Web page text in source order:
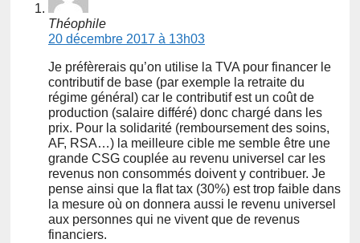
Théophile
20 décembre 2017 à 13h03
Je préfèrerais qu’on utilise la TVA pour financer le
contributif de base (par exemple la retraite du
régime général) car le contributif est un coût de
production (salaire différé) donc chargé dans les
prix. Pour la solidarité (remboursement des soins,
AF, RSA…) la meilleure cible me semble être une
grande CSG couplée au revenu universel car les
revenus non consommés doivent y contribuer. Je
pense ainsi que la flat tax (30%) est trop faible dans
la mesure où on donnera aussi le revenu universel
aux personnes qui ne vivent que de revenus
financiers.